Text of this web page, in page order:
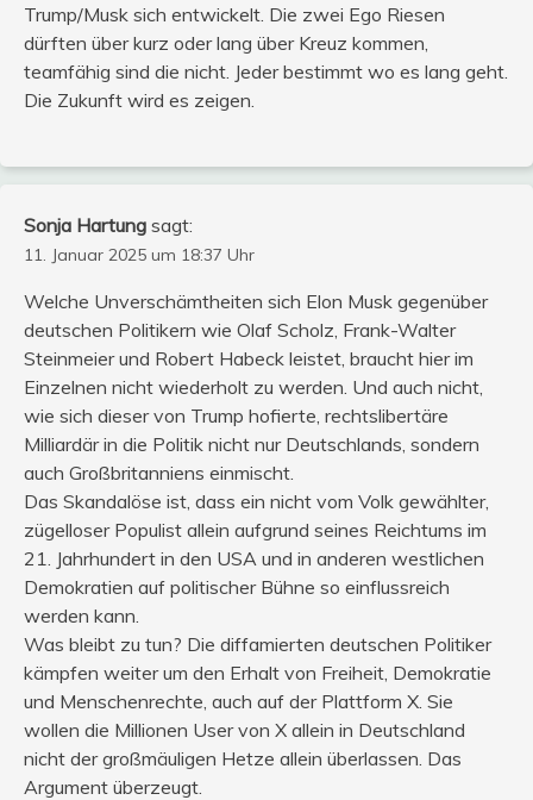
Trump/Musk sich entwickelt. Die zwei Ego Riesen
dürften über kurz oder lang über Kreuz kommen,
teamfähig sind die nicht. Jeder bestimmt wo es lang geht.
Die Zukunft wird es zeigen.
Sonja Hartung sagt:
11. Januar 2025 um 18:37 Uhr
Welche Unverschämtheiten sich Elon Musk gegenüber
deutschen Politikern wie Olaf Scholz, Frank-Walter
Steinmeier und Robert Habeck leistet, braucht hier im
Einzelnen nicht wiederholt zu werden. Und auch nicht,
wie sich dieser von Trump hofierte, rechtslibertäre
Milliardär in die Politik nicht nur Deutschlands, sondern
auch Großbritanniens einmischt.
Das Skandalöse ist, dass ein nicht vom Volk gewählter,
zügelloser Populist allein aufgrund seines Reichtums im
21. Jahrhundert in den USA und in anderen westlichen
Demokratien auf politischer Bühne so einflussreich
werden kann.
Was bleibt zu tun? Die diffamierten deutschen Politiker
kämpfen weiter um den Erhalt von Freiheit, Demokratie
und Menschenrechte, auch auf der Plattform X. Sie
wollen die Millionen User von X allein in Deutschland
nicht der großmäuligen Hetze allein überlassen. Das
Argument überzeugt.